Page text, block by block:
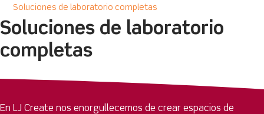
Soluciones de laboratorio completas
Soluciones de laboratorio
completas
En LJ Create nos enorgullecemos de crear espacios de